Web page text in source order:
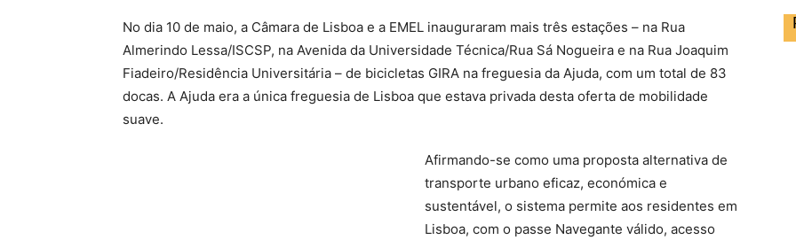
No dia 10 de maio, a Câmara de Lisboa e a EMEL inauguraram mais três estações – na Rua
Almerindo Lessa/ISCSP, na Avenida da Universidade Técnica/Rua Sá Nogueira e na Rua Joaquim
Fiadeiro/Residência Universitária – de bicicletas GIRA na freguesia da Ajuda, com um total de 83
docas. A Ajuda era a única freguesia de Lisboa que estava privada desta oferta de mobilidade
suave.
Afirmando-se como uma proposta alternativa de
transporte urbano eficaz, económica e
sustentável, o sistema permite aos residentes em
Lisboa, com o passe Navegante válido, acesso